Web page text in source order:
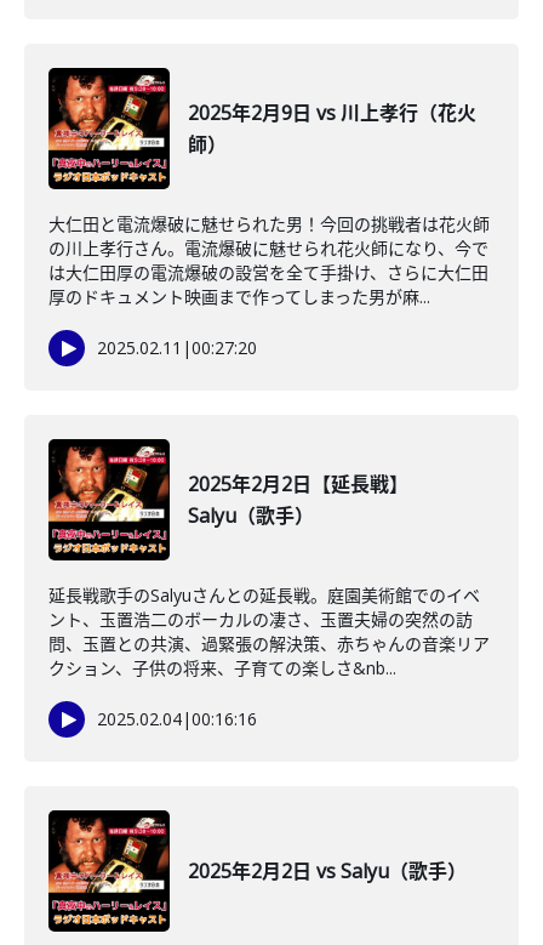
2025年2月9日 vs 川上孝行（花火
師）
大仁田と電流爆破に魅せられた男！今回の挑戦者は花火師
の川上孝行さん。電流爆破に魅せられ花火師になり、今で
は大仁田厚の電流爆破の設営を全て手掛け、さらに大仁田
厚のドキュメント映画まで作ってしまった男が麻...
2025.02.11 |00:27:20
2025年2月2日【延長戦】
Salyu（歌手）
延長戦歌手のSalyuさんとの延長戦。庭園美術館でのイベ
ント、玉置浩二のボーカルの凄さ、玉置夫婦の突然の訪
問、玉置との共演、過緊張の解決策、赤ちゃんの音楽リア
クション、子供の将来、子育ての楽しさ&nb...
2025.02.04|00:16:16
2025年2月2日 vs Salyu（歌手）